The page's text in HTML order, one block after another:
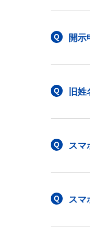
開示
旧
スマ
スマ